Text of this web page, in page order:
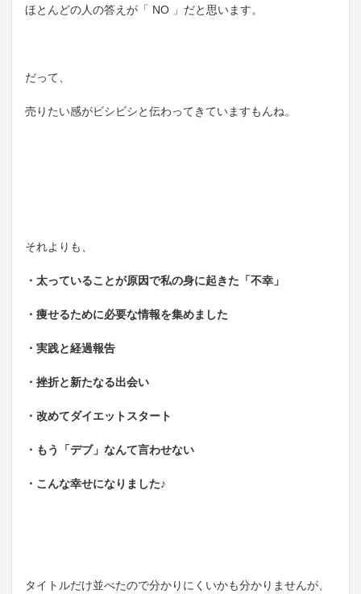
ほとんどの人の答えが「 NO 」だと思います。
だって、
売りたい感がビシビシと伝わってきていますもんね。
それよりも、
・太っていることが原因で私の身に起きた「不幸」
・痩せるために必要な情報を集めました
・実践と経過報告
・挫折と新たなる出会い
・改めてダイエットスタート
・もう「デブ」なんて言わせない
・こんな幸せになりました♪
タイトルだけ並べたので分かりにくいかも分かりませんが、